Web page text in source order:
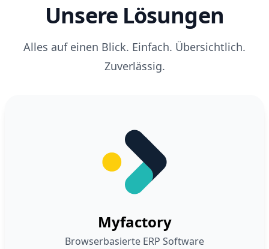
Unsere Lösungen
Alles auf einen Blick. Einfach. Übersichtlich.
Zuverlässig.
Myfactory
Browserbasierte ERP Software